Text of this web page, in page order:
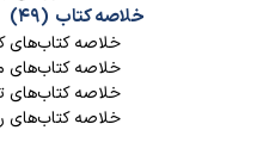
خلاصه کتاب (۴۹)
خلاصه کتاب‌‌های
خلاصه کتاب‌‌های
خلاصه کتاب‌های
خلاصه کتاب‌های